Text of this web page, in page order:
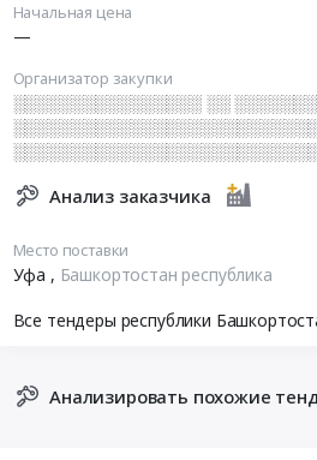
Начальная цена
—
Организатор закупки
░░░░░░░░░░░░░░░░ ░░
Анализ заказчика
Место поставки
Уфа , Башкортостан республика
Все тендеры республики
Анализировать похожие